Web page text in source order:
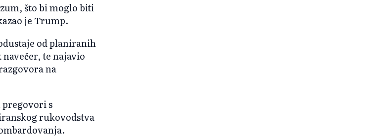
što bi moglo biti
je Trump.
od planiranih
te najavio
na
pregovori s
rukovodstva